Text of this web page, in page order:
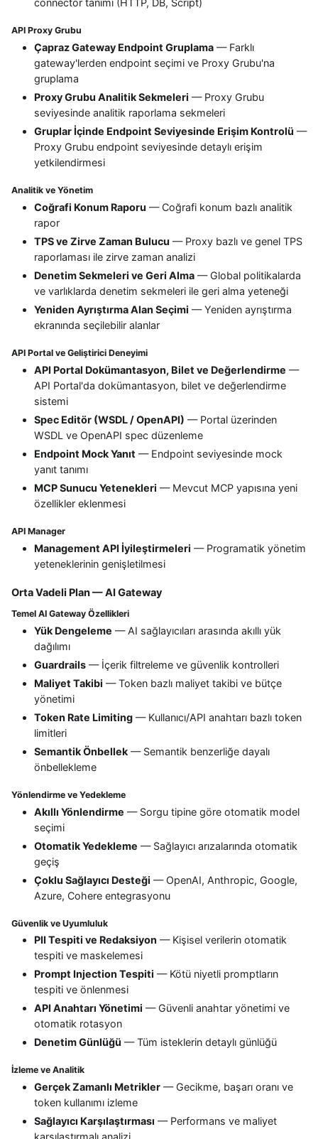
connector tanımı (HTTP, DB, Script)
API Proxy Grubu
Çapraz Gateway Endpoint Gruplama — Farklı
gateway'lerden endpoint seçimi ve Proxy Grubu'na
gruplama
Proxy Grubu Analitik Sekmeleri — Proxy Grubu
seviyesinde analitik raporlama sekmeleri
Gruplar İçinde Endpoint Seviyesinde Erişim Kontrolü —
Proxy Grubu endpoint seviyesinde detaylı erişim
yetkilendirmesi
Analitik ve Yönetim
Coğrafi Konum Raporu — Coğrafi konum bazlı analitik
rapor
TPS ve Zirve Zaman Bulucu — Proxy bazlı ve genel TPS
raporlaması ile zirve zaman analizi
Denetim Sekmeleri ve Geri Alma — Global politikalarda
ve varlıklarda denetim sekmeleri ile geri alma yeteneği
Yeniden Ayrıştırma Alan Seçimi — Yeniden ayrıştırma
ekranında seçilebilir alanlar
API Portal ve Geliştirici Deneyimi
API Portal Dokümantasyon, Bilet ve Değerlendirme —
API Portal'da dokümantasyon, bilet ve değerlendirme
sistemi
Spec Editör (WSDL / OpenAPI) — Portal üzerinden
WSDL ve OpenAPI spec düzenleme
Endpoint Mock Yanıt — Endpoint seviyesinde mock
yanıt tanımı
MCP Sunucu Yetenekleri — Mevcut MCP yapısına yeni
özellikler eklenmesi
API Manager
Management API İyileştirmeleri — Programatik yönetim
yeteneklerinin genişletilmesi
Orta Vadeli Plan — AI Gateway
Temel AI Gateway Özellikleri
Yük Dengeleme — AI sağlayıcıları arasında akıllı yük
dağılımı
Guardrails — İçerik filtreleme ve güvenlik kontrolleri
Maliyet Takibi — Token bazlı maliyet takibi ve bütçe
yönetimi
Token Rate Limiting — Kullanıcı/API anahtarı bazlı token
limitleri
Semantik Önbellek — Semantik benzerliğe dayalı
önbellekleme
Yönlendirme ve Yedekleme
Akıllı Yönlendirme — Sorgu tipine göre otomatik model
seçimi
Otomatik Yedekleme — Sağlayıcı arızalarında otomatik
geçiş
Çoklu Sağlayıcı Desteği — OpenAI, Anthropic, Google,
Azure, Cohere entegrasyonu
Güvenlik ve Uyumluluk
PII Tespiti ve Redaksiyon — Kişisel verilerin otomatik
tespiti ve maskelemesi
Prompt Injection Tespiti — Kötü niyetli promptların
tespiti ve önlenmesi
API Anahtarı Yönetimi — Güvenli anahtar yönetimi ve
otomatik rotasyon
Denetim Günlüğü — Tüm isteklerin detaylı günlüğü
İzleme ve Analitik
Gerçek Zamanlı Metrikler — Gecikme, başarı oranı ve
token kullanımı izleme
Sağlayıcı Karşılaştırması — Performans ve maliyet